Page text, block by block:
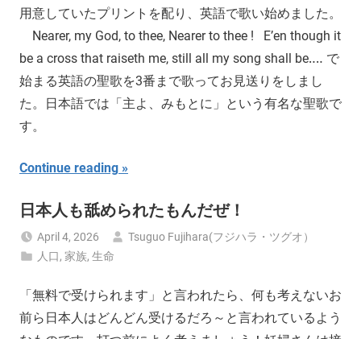
用意していたプリントを配り、英語で歌い始めました。
Nearer, my God, to thee, Nearer to thee ! E’en though it
be a cross that raiseth me, still all my song shall be‥‥ で
始まる英語の聖歌を3番まで歌ってお見送りをしまし
た。日本語では「主よ、みもとに」という有名な聖歌で
す。
Continue reading
日本人も舐められたもんだぜ！
April 4, 2026
Tsuguo Fujihara(フジハラ・ツグオ）
人口,家族,生命
「無料で受けられます」と言われたら、何も考えないお
前ら日本人はどんどん受けるだろ～と言われているよう